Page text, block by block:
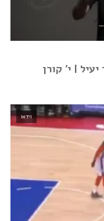
| י׳ קורן
וידאו